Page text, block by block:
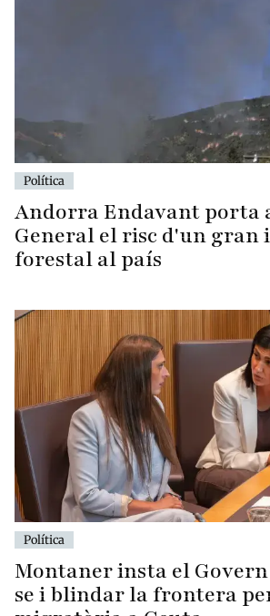
Política
Andorra Endavant porta
General el risc d'un gran
forestal al país
Política
Montaner insta el
se i blindar la frontera